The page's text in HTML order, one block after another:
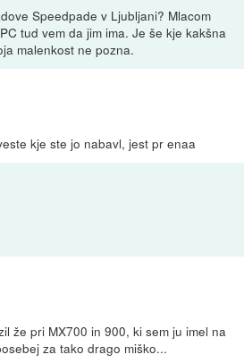
Speedpade v Ljubljani? Mlacom
tud vem da jim ima. Je še kje kakšna
malenkost ne pozna.
kje ste jo nabavl, jest pr enaa
že pri MX700 in 900, ki sem ju imel na
za tako drago miško...